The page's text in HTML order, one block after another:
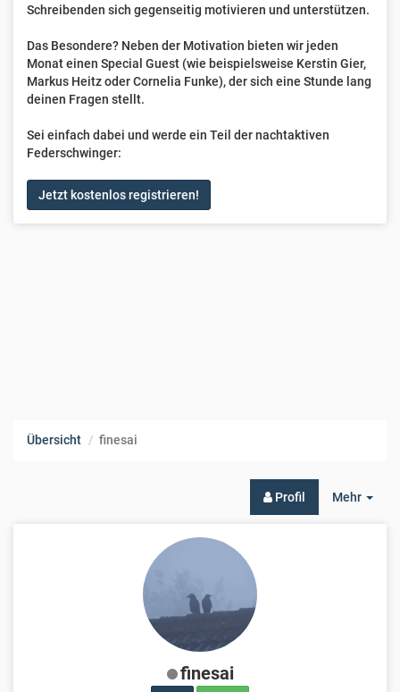
Schreibenden sich gegenseitig motivieren und unterstützen.
Das Besondere? Neben der Motivation bieten wir jeden
Monat einen Special Guest (wie beispielsweise Kerstin Gier,
Markus Heitz oder Cornelia Funke), der sich eine Stunde lang
deinen Fragen stellt.
Sei einfach dabei und werde ein Teil der nachtaktiven
Federschwinger:
Jetzt kostenlos registrieren!
Übersicht finesai
Mehr
Profil
finesai